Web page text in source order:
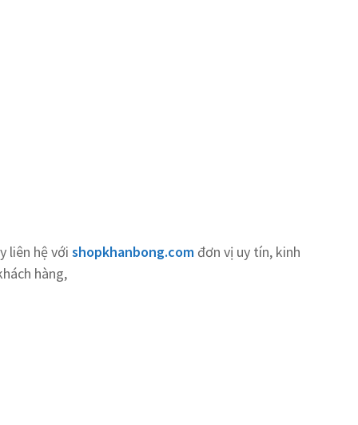
liên hệ với shopkhanbong.com đơn vị uy tín, kinh
hàng,